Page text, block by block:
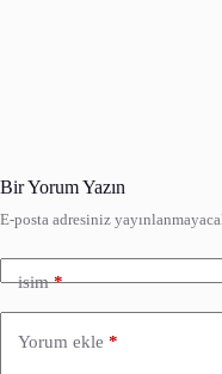
Bir Yorum Yazın
E-posta adresiniz
isim*
Yorum ekle *